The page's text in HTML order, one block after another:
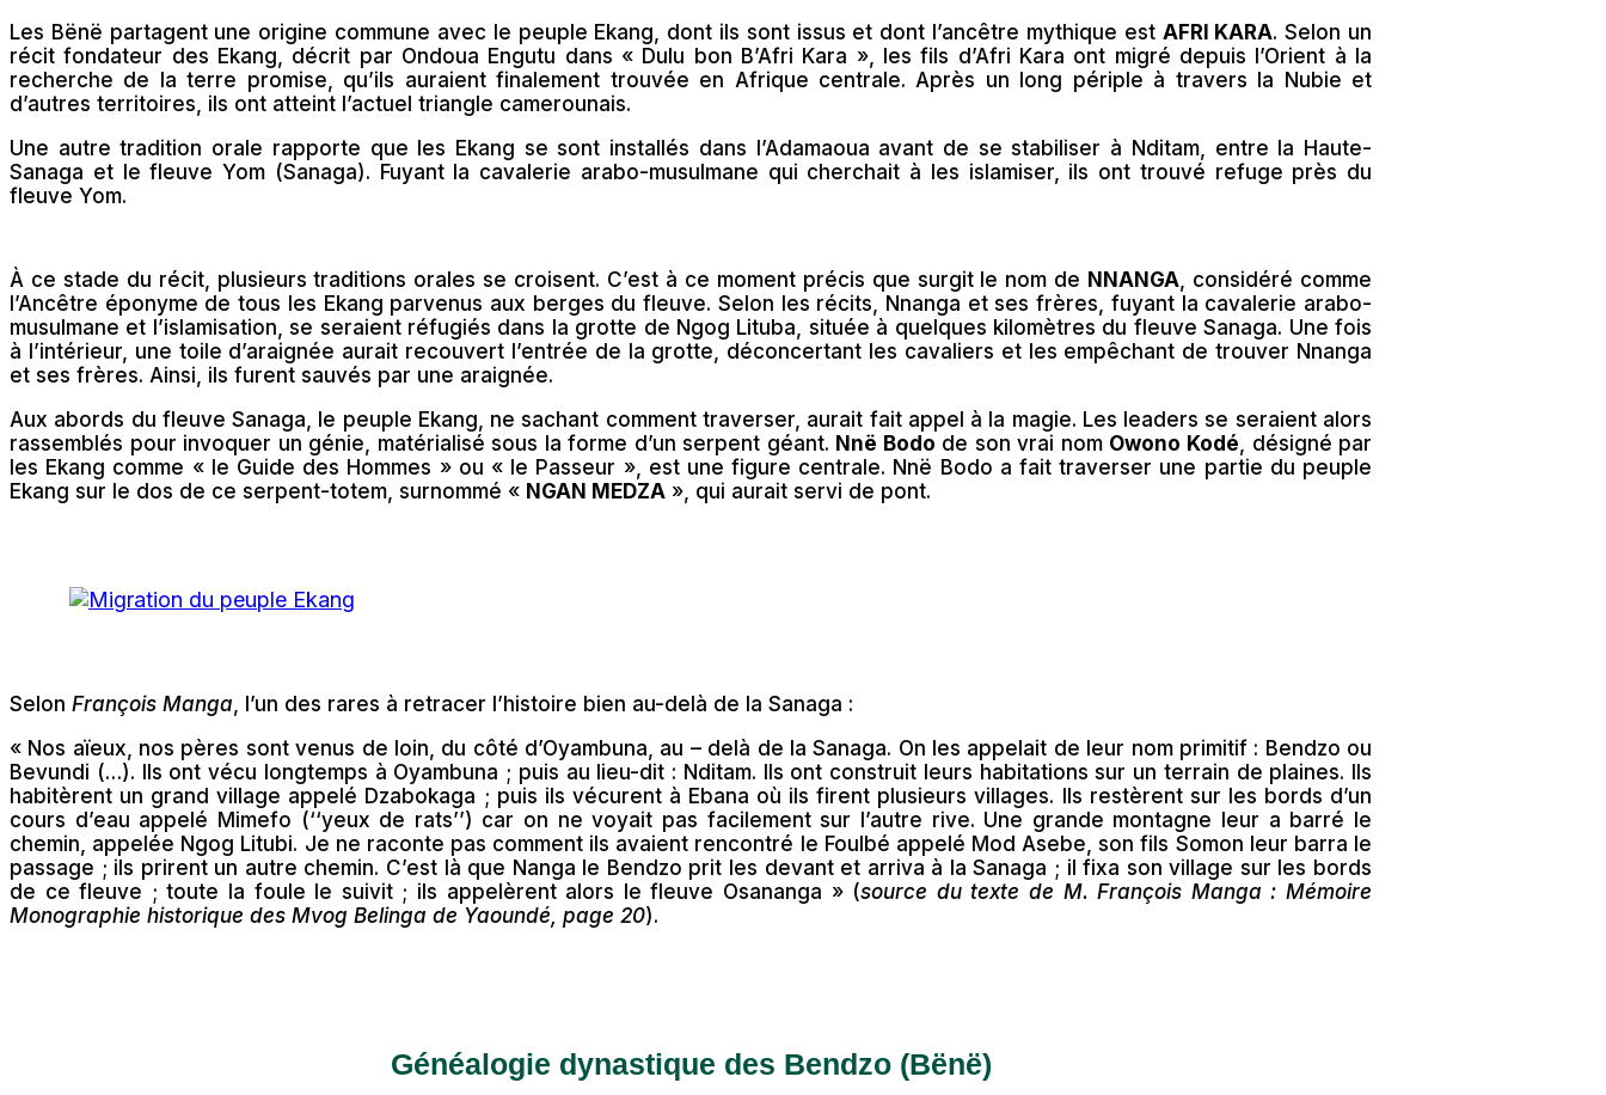
Les Bënë partagent une origine commune avec le peuple Ekang, dont ils sont issus et dont l’ancêtre mythique est AFRI KARA. Selon un
récit fondateur des Ekang, décrit par Ondoua Engutu dans « Dulu bon B’Afri Kara », les fils d’Afri Kara ont migré depuis l’Orient à la
recherche de la terre promise, qu’ils auraient finalement trouvée en Afrique centrale. Après un long périple à travers la Nubie et
d’autres territoires, ils ont atteint l’actuel triangle camerounais.
Une autre tradition orale rapporte que les Ekang se sont installés dans l’Adamaoua avant de se stabiliser à Nditam, entre la Haute-
Sanaga et le fleuve Yom (Sanaga). Fuyant la cavalerie arabo-musulmane qui cherchait à les islamiser, ils ont trouvé refuge près du
fleuve Yom.
À ce stade du récit, plusieurs traditions orales se croisent. C’est à ce moment précis que surgit le nom de NNANGA , considéré comme
l’Ancêtre éponyme de tous les Ekang parvenus aux berges du fleuve. Selon les récits, Nnanga et ses frères, fuyant la cavalerie arabo-
musulmane et l’islamisation, se seraient réfugiés dans la grotte de Ngog Lituba, située à quelques kilomètres du fleuve Sanaga. Une fois
à l’intérieur, une toile d’araignée aurait recouvert l’entrée de la grotte, déconcertant les cavaliers et les empêchant de trouver Nnanga
et ses frères. Ainsi, ils furent sauvés par une araignée.
Aux abords du fleuve Sanaga, le peuple Ekang, ne sachant comment traverser, aurait fait appel à la magie. Les leaders se seraient alors
rassemblés pour invoquer un génie, matérialisé sous la forme d’un serpent géant. Nnë Bodo de son vrai nom Owono Kodé , désigné par
les Ekang comme « le Guide des Hommes » ou « le Passeur », est une figure centrale. Nnë Bodo a fait traverser une partie du peuple
Ekang sur le dos de ce serpent-totem, surnommé « NGAN MEDZA », qui aurait servi de pont.
Selon François Manga , l’un des rares à retracer l’histoire bien au-delà de la Sanaga :
« Nos aïeux, nos pères sont venus de loin, du côté d’Oyambuna, au – delà de la Sanaga. On les appelait de leur nom primitif : Bendzo ou
Bevundi (…). Ils ont vécu longtemps à Oyambuna ; puis au lieu-dit : Nditam. Ils ont construit leurs habitations sur un terrain de plaines. Ils
habitèrent un grand village appelé Dzabokaga ; puis ils vécurent à Ebana où ils firent plusieurs villages. Ils restèrent sur les bords d’un
cours d’eau appelé Mimefo (‘‘yeux de rats’’) car on ne voyait pas facilement sur l’autre rive. Une grande montagne leur a barré le
chemin, appelée Ngog Litubi. Je ne raconte pas comment ils avaient rencontré le Foulbé appelé Mod Asebe, son fils Somon leur barra le
passage ; ils prirent un autre chemin. C’est là que Nanga le Bendzo prit les devant et arriva à la Sanaga ; il fixa son village sur les bords
de ce fleuve ; toute la foule le suivit ; ils appelèrent alors le fleuve Osananga » (source du texte de M. François Manga : Mémoire
Monographie historique des Mvog Belinga de Yaoundé, page 20).
Généalogie dynastique des Bendzo (Bënë)